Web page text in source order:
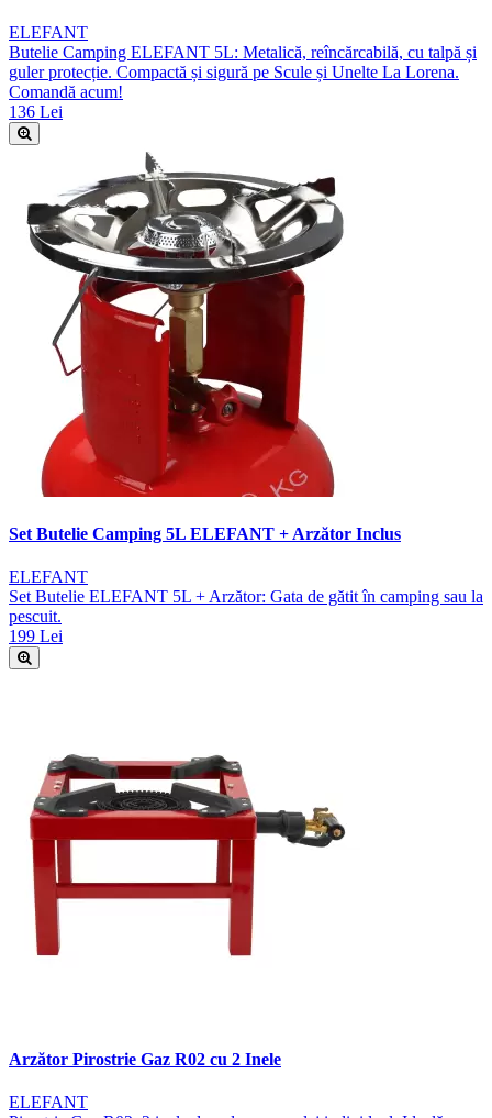
ELEFANT
Butelie Camping ELEFANT 5L: Metalică, reîncărcabilă, cu talpă și
guler protecție. Compactă și sigură pe Scule și Unelte La Lorena.
Comandă acum!
136 Lei
Set Butelie Camping 5L ELEFANT + Arzător Inclus
ELEFANT
Set Butelie ELEFANT 5L + Arzător: Gata de gătit în camping sau la
pescuit.
199 Lei
Arzător Pirostrie Gaz R02 cu 2 Inele
ELEFANT